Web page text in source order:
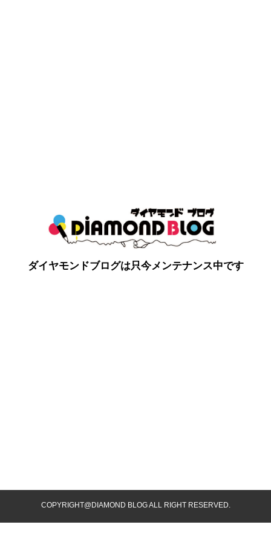
ダイヤモンドブログは只今メンテナンス中です
COPYRIGHT@DIAMOND BLOG ALL RIGHT RESERVED.